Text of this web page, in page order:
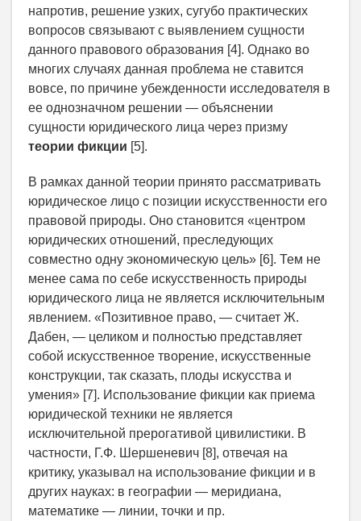
напротив, решение узких, сугубо практических
вопросов связывают с выявлением сущности
данного правового образования [4]. Однако во
многих случаях данная проблема не ставится
вовсе, по причине убежденности исследователя в
ее однозначном решении — объяснении
сущности юридического лица через призму
теории фикции [5].
В рамках данной теории принято рассматривать
юридическое лицо с позиции искусственности его
правовой природы. Оно становится «центром
юридических отношений, преследующих
совместно одну экономическую цель» [6]. Тем не
менее сама по себе искусственность природы
юридического лица не является исключительным
явлением. «Позитивное право, — считает Ж.
Дабен, — целиком и полностью представляет
собой искусственное творение, искусственные
конструкции, так сказать, плоды искусства и
умения» [7]. Использование фикции как приема
юридической техники не является
исключительной прерогативой цивилистики. В
частности, Г.Ф. Шершеневич [8], отвечая на
критику, указывал на использование фикции и в
других науках: в географии — меридиана,
математике — линии, точки и пр.